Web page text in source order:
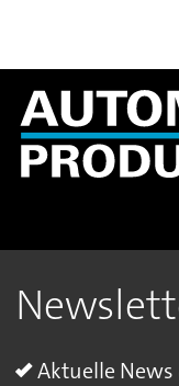
Aktuelle